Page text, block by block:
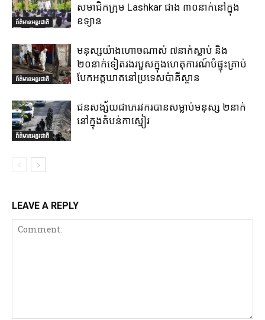
ព័ត៌មានអន្តរជាតិ
សមាជិកក្រុម Lashkar ជាង ៣០នាក់នៅក្នុង
ឧទ្យាន
ព័ត៌មានអន្តរជាតិ
មនុស្សយ៉ាងហោចណាស់ ៧នាក់ស្លាប់ និង
២០នាក់ទៀតរងរបួសក្នុងហេតុការណ៍បំផ្ទុះគ្រាប់
បែកអត្តឃាតនៅប្រទេសប៉ាគីស្ថាន
ព័ត៌មានអន្តរជាតិ
ជនសង្ស័យជាភេរវករបានសម្លាប់មនុស្ស ២នាក់
នៅក្នុងតំបន់កាស្មៀរ
LEAVE A REPLY